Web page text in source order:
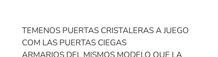
TEMENOS PUERTAS CRISTALERAS A JUEGO
COM LAS PUERTAS CIEGAS
ARMARIOS DEL MISMOS MODELO QUE LA